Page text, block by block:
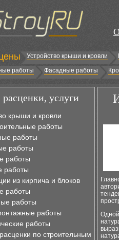
Устройство крыши и кровли
работы
Фасадные работы
услуги
крыши и кровли
работы
работы
работы
работы
работы
из кирпича и блоков
работы
работы
работы
работы
по строительным
Одной